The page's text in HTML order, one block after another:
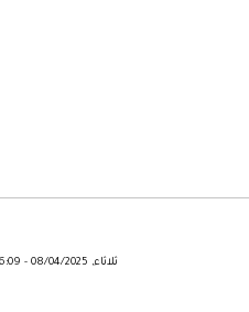
ثلاثاء, 08/04/2025 - 16:09